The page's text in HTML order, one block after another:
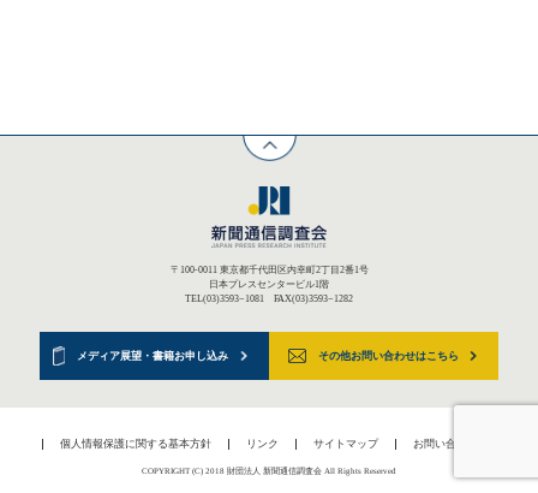
〒100-0011 東京都千代田区内幸町2丁目2番1号
日本プレスセンタービル1階
TEL(03)3593−1081 FAX(03)3593−1282
メディア展望・書籍お申し込み その他お問い合わせはこちら
個人情報保護に関する基本方針 リンク サイトマップ お問い合わせ
COPYRIGHT (C) 2018 財団法人 新聞通信調査会 All Rights Reserved